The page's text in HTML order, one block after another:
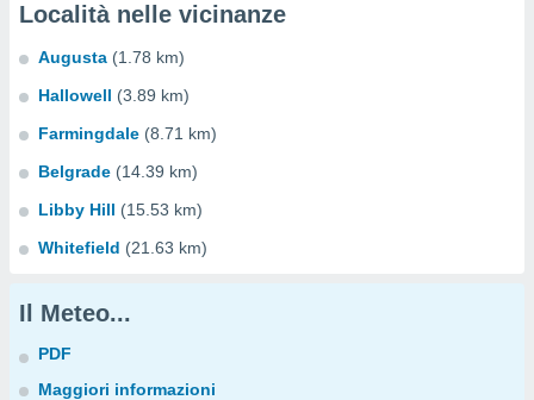
Località nelle vicinanze
Augusta (1.78 km)
Hallowell (3.89 km)
Farmingdale (8.71 km)
Belgrade (14.39 km)
Libby Hill (15.53 km)
Whitefield (21.63 km)
Il Meteo...
PDF
Maggiori informazioni